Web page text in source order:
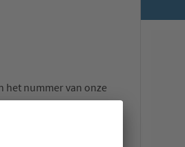
het nummer van onze